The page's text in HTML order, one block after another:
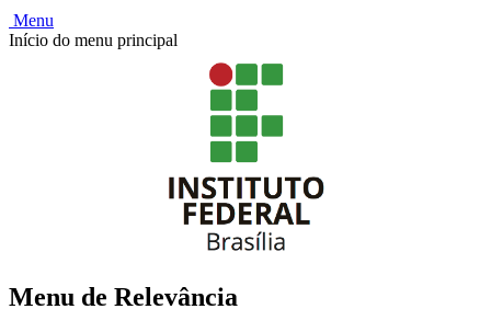
Menu
Início do menu principal
Menu de Relevância